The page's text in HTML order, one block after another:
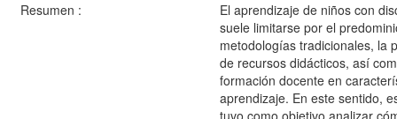
Resumen :
El aprendizaje de niños con
suele limitarse por el
metodologías tradicionales, la
de recursos didácticos, así
formación docente en
aprendizaje. En este sentido,
tuvo como objetivo analizar